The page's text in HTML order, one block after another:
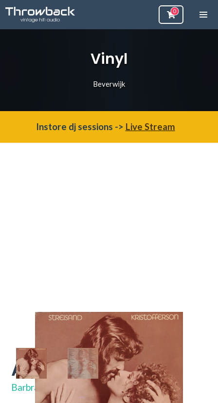
Vinyl
Beverwijk
Instore dj sessions -> Live Stream
A Star Is Born 86021
Barbra Streisand